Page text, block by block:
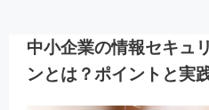
中小企業の情報セキュ
ンとは？ポイントと実